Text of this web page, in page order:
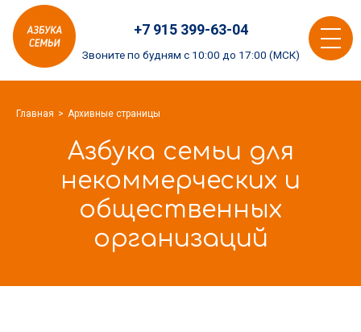
Азбука
семьи
logo
+7 915 399-63-04
Звоните по будням с 10:00 до 17:00 (МСК)
Toggle
Главная Архивные страницы
Азбука семьи для
некоммерческих и
общественных
организаций